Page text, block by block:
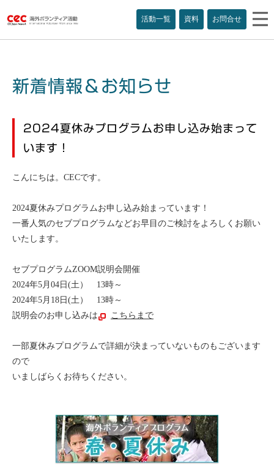
活動一覧 資料 お問合せ
新着情報＆お知らせ
2024夏休みプログラムお申し込み始まって
います！
こんにちは。CECです。
2024夏休みプログラムお申し込み始まっています！
一番人気のセブプログラムなどお早目のご検討をよろしくお願い
いたします。
セブプログラムZOOM説明会開催
2024年5月04日(土） 13時～
2024年5月18日(土） 13時～
説明会のお申し込みは
こちらまで
一部夏休みプログラムで詳細が決まっていないものもございます
ので
いましばらくお待ちください。